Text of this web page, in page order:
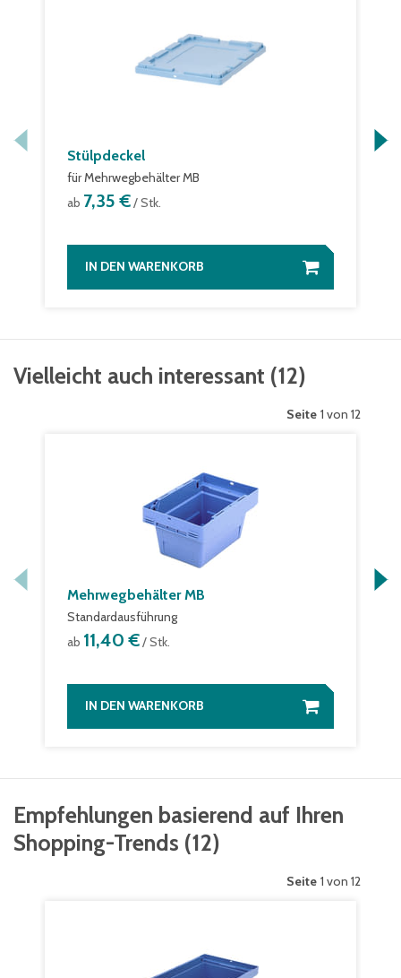
Stülpdeckel
für Mehrwegbehälter MB
ab 7,35 €/ Stk.
IN DEN WARENKORB
Vielleicht auch interessant (12)
Seite 1 von 12
Mehrwegbehälter MB
Standardausführung
ab 11,40 €/ Stk.
IN DEN WARENKORB
Empfehlungen basierend auf Ihren
Shopping-Trends (12)
Seite 1 von 12